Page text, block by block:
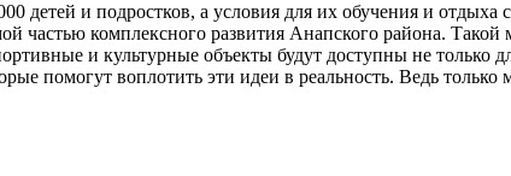
и подростков, а условия для их обучения и отдыха
частью комплексного развития Анапского района.
и культурные объекты будут доступны не только
помогут воплотить эти идеи в реальность. Ведь